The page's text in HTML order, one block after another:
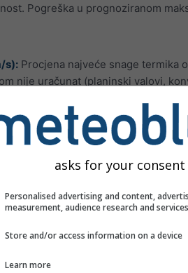
Pogreška u prognoziranom
s): Procjena najveće snage termika
nije uračunat (planinski valovi,
uzima u obzir temperaturu i
mijenjati u kratkim vremenskim
Dakle, iako je indeks jedrenja
podatke ako se dubina
za jedrenje
ili su slabe termike
ili 1/8 kumulusa s umjerenim
uvjeti za jedrenje
asks for your consent
Personalised advertising and content,
measurement, audience research and
Store and/or access information on a device
Learn more